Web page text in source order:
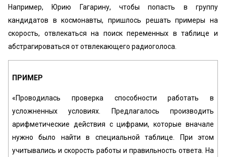
Например, Юрию Гагарину, чтобы попасть в группу
кандидатов в космонавты, пришлось решать примеры на
скорость, отвлекаться на поиск переменных в таблице и
абстрагироваться от отвлекающего радиоголоса.
ПРИМЕР
«‎Проводилась проверка способности работать в
усложненных условиях. Предлагалось производить
арифметические действия с цифрами, которые вначале
нужно было найти в специальной таблице. При этом
учитывались и скорость работы и правильность ответа. На